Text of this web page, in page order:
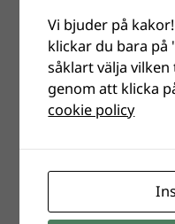
Vi bjuder på
klickar du bara på
såklart välja
genom att klicka
cookie policy